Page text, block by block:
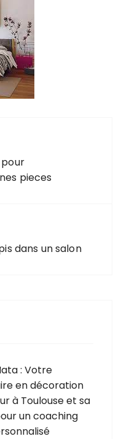
pieces
dans un salon
: Votre
en décoration
à Toulouse et sa
un coaching